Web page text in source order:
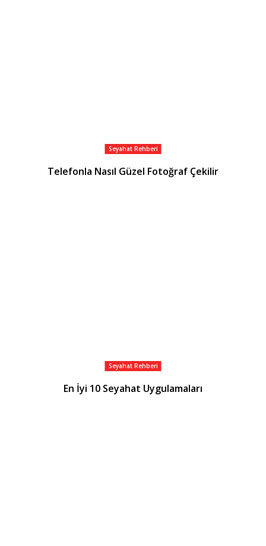
Seyahat Rehberi
Telefonla Nasıl Güzel Fotoğraf Çekilir
Seyahat Rehberi
En İyi 10 Seyahat Uygulamaları